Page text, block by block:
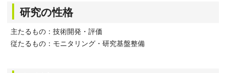
研究の性格
主たるもの：技術開発・評価
従たるもの：モニタリング・研究基盤整備